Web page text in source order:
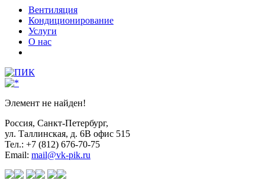
Вентиляция
Кондиционирование
Услуги
О нас
Элемент не найден!
Россия, Санкт-Петербург,
ул. Таллинская, д. 6В офис 515
Тел.: +7 (812) 676-70-75
Email: mail@vk-pik.ru